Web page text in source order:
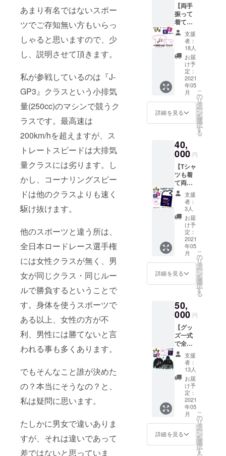
あまり有名ではないスポー
ツでご存知無い方もいらっ
しゃると思いますので、少
し、説明させて頂きます。
私が参戦しているのは『J-
GP3』クラスという小排気
量(250cc)のマシンで競うク
ラスです。最高速は
200km/hを超えますが、ス
トレートスピードは大排気
量クラスには劣ります。し
かし、コーナリングスピー
ドは他のクラスよりも速く
駆け抜けます。
他のスポーツと違う所は、
全日本ロードレース選手権
には女性クラスが無く、男
女が同じクラス・同じルー
ルで勝負するということで
す。 身体を使うスポーツで
ある以上、女性の方が不
利、男性には勝てないと言
われる事も多くあります。
でもそんなこと誰が決めた
の？本当にそうなの？と、
私は疑問に思います。
たしかに男女で違いありま
すが、それは違いであって
差ではないと思っていま
【両手
振って
着て応
援！】
ステッ
カー
セット
＋リス
トバン
ド 青＋
リスト
バンド
ピンク
＋Tシャ
ツ(ホワ
イト)
売品)
支援
者：
18人
お届
け予
定：
2021
年05
月
詳細を見る
こ
の
リ
タ
ー
ン
を
選
択
す
る
40,
000 円
【Tシャ
ツも着
て両手
を振っ
て応
援！】
ステッ
カー
セット
＋リス
トバン
ド 青＋
リスト
バンド
ピンク
＋Tシャ
ショル
ダー
バッグ
(全て非
売品)
支援
者：
3人
お届
け予
定：
2021
年05
月
詳細を見る
こ
の
リ
タ
ー
ン
を
選
択
す
る
50,
000 円
【グッ
ズ一式
で全力
応援プ
ラ
ン！】
ステッ
カー
セット
＋リス
トバン
ド 青＋
リスト
バンド
ピンク
＋Tシャ
支援
者：
13人
お届
け予
定：
2021
年05
月
詳細を見る
こ
の
リ
タ
ー
ン
を
選
択
す